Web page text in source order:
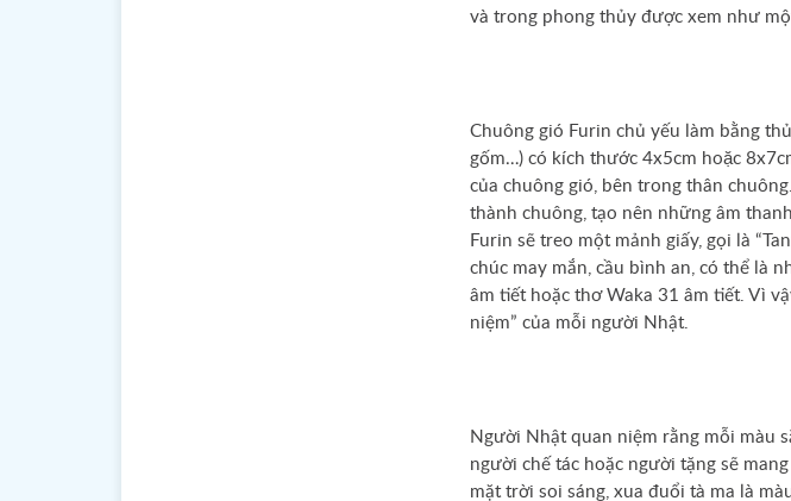
và trong phong thủy được xem như
Chuông gió Furin chủ yếu làm bằng
gốm…) có kích thước 4x5cm hoặc
của chuông gió, bên trong thân
thành chuông, tạo nên những âm
Furin sẽ treo một mảnh giấy, gọi là
chúc may mắn, cầu bình an, có thể là
âm tiết hoặc thơ Waka 31 âm tiết. Vì
niệm” của mỗi người Nhật.
Người Nhật quan niệm rằng mỗi màu
người chế tác hoặc người tặng sẽ
mặt trời soi sáng, xua đuổi tà ma là